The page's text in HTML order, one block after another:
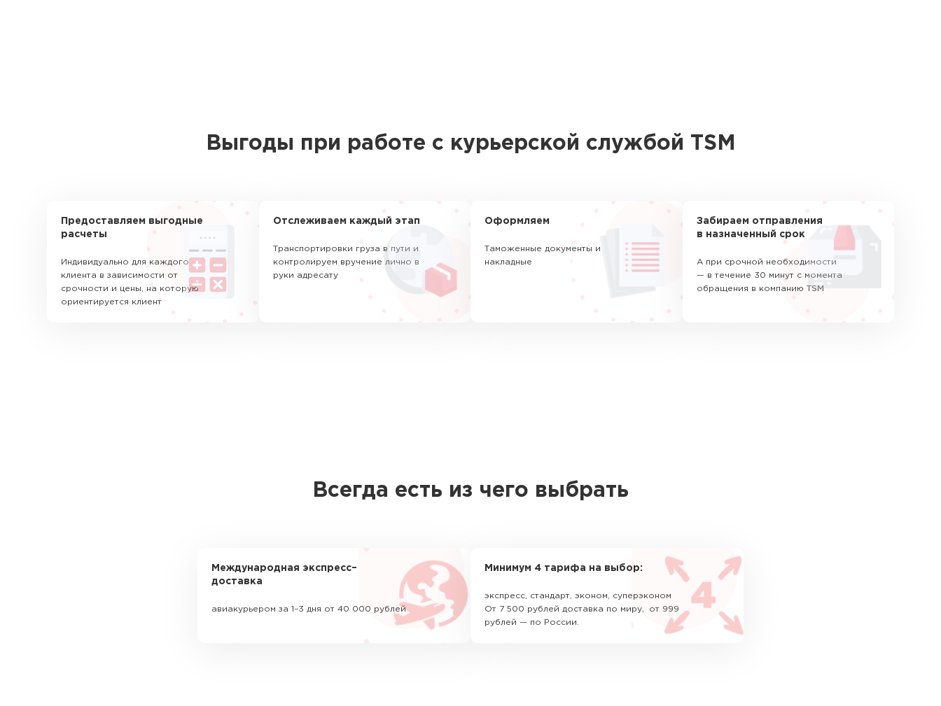
Выгоды при работе с курьерской службой TSM
Предоставляем выгодные
расчеты
Индивидуально для каждого
клиента в зависимости от
срочности и цены, на которую
ориентируется клиент
Отслеживаем каждый этап
Транспортировки груза в пути и
контролируем вручение лично в
руки адресату
Оформляем
Таможенные документы и
накладные
Забираем отправления
в назначенный срок
А при срочной необходимости
— в течение 30 минут с момента
обращения в компанию TSM
Всегда есть из чего выбрать
Международная экспресс–
доставка
авиакурьером за 1–3 дня от 40 000 рублей
Минимум 4 тарифа на выбор:
экспресс, стандарт, эконом, суперэконом
От 7 500 рублей доставка по миру, от 999
рублей — по России.